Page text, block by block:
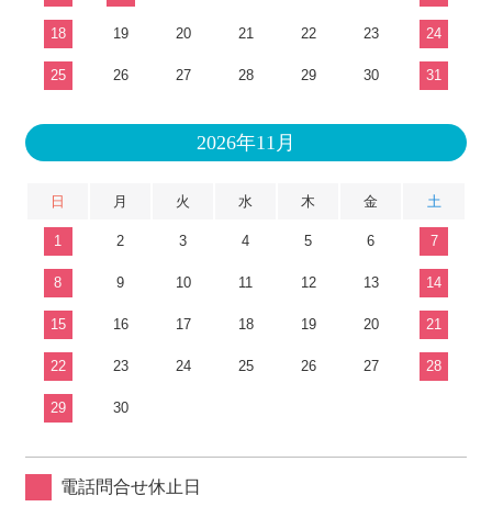
18 19 20 21 22 23 24
25 26 27 28 29 30 31
2026年11月
日 月 火 水 木 金 土
1 2 3 4 5 6 7
8 9 10 11 12 13 14
15 16 17 18 19 20 21
22 23 24 25 26 27 28
29 30
電話問合せ休止日